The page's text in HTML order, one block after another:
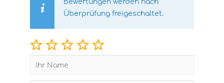
Bewertungen werden nach
Überprüfung freigeschaltet.